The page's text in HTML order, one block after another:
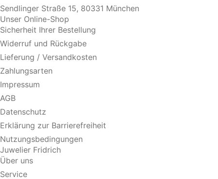
Sendlinger Straße 15, 80331 München
Unser Online-Shop
Sicherheit Ihrer Bestellung
Widerruf und Rückgabe
Lieferung / Versandkosten
Zahlungsarten
Impressum
AGB
Datenschutz
Erklärung zur Barrierefreiheit
Nutzungsbedingungen
Juwelier Fridrich
Über uns
Service